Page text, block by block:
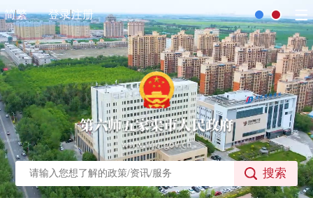
简繁 登录注册
搜索